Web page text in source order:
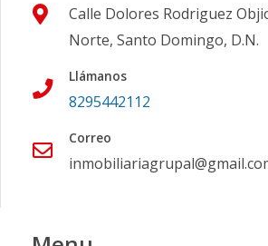
Calle Dolores Rodriguez
Norte, Santo Domingo, D.N.
Llámanos
8295442112
Correo